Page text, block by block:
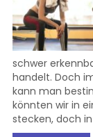
schwer
handelt. Doch
kann man
könnten wir in
stecken, doch